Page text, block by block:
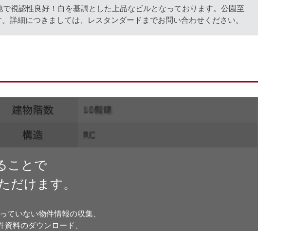
視認性良好！白を基調とした上品なビルとなっております。公園至
細につきましては、レスタンダードまでお問い合わせください。
ことで
だけます。
いない物件情報の収集、
料のダウンロード、